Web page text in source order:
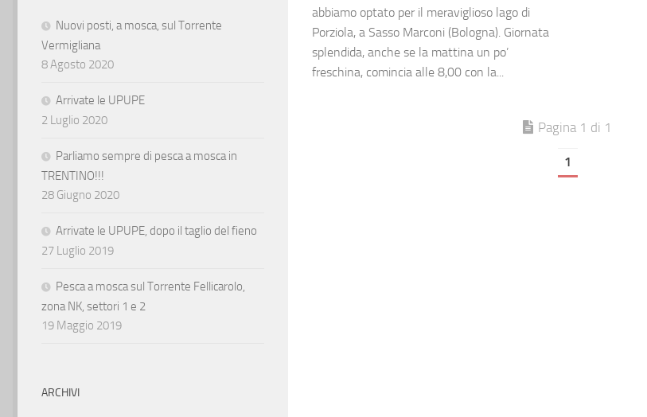
abbiamo optato per il meraviglioso lago di
Porziola, a Sasso Marconi (Bologna). Giornata
splendida, anche se la mattina un po’
freschina, comincia alle 8,00 con la...
Pagina 1 di 1
1
Nuovi posti, a mosca, sul Torrente
Vermigliana
8 Agosto 2020
Arrivate le UPUPE
2 Luglio 2020
Parliamo sempre di pesca a mosca in
TRENTINO!!!
28 Giugno 2020
Arrivate le UPUPE, dopo il taglio del fieno
27 Luglio 2019
Pesca a mosca sul Torrente Fellicarolo,
zona NK, settori 1 e 2
19 Maggio 2019
ARCHIVI